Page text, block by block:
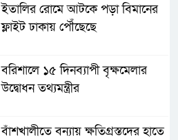
ইতালির রোমে আটকে পড়া বিমানের
ফ্লাইট ঢাকায় পৌঁছেছে
বরিশালে ১৫ দিনব্যাপী বৃক্ষমেলার
উদ্বোধন তথ্যমন্ত্রীর
বাঁশখালীতে বন্যায় ক্ষতিগ্রস্তদের হাতে